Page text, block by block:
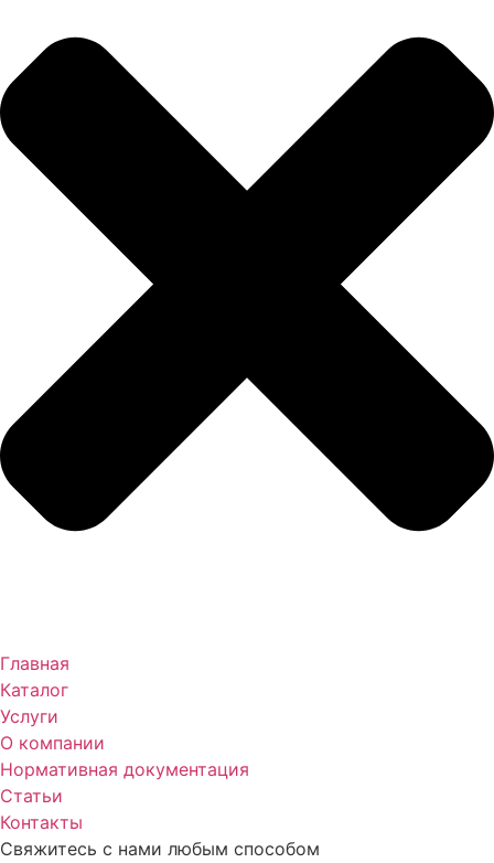
Главная
Каталог
Услуги
О компании
Нормативная документация
Статьи
Контакты
Свяжитесь с нами любым способом